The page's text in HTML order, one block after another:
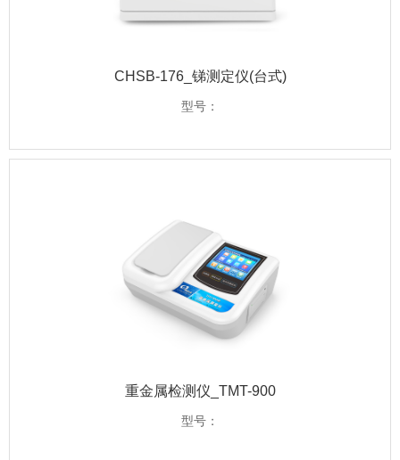
CHSB-176_锑测定仪(台式)
型号：
重金属检测仪_TMT-900
型号：